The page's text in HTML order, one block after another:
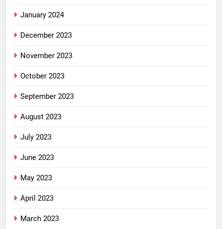
January 2024
December 2023
November 2023
October 2023
September 2023
August 2023
July 2023
June 2023
May 2023
April 2023
March 2023